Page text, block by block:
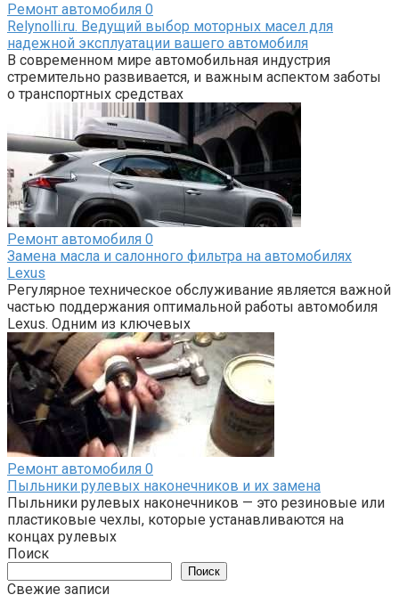
Ремонт автомобиля 0
Relynolli.ru. Ведущий выбор моторных масел для
надежной эксплуатации вашего автомобиля
В современном мире автомобильная индустрия
стремительно развивается, и важным аспектом заботы
о транспортных средствах
Ремонт автомобиля 0
Замена масла и салонного фильтра на автомобилях
Lexus
Регулярное техническое обслуживание является важной
частью поддержания оптимальной работы автомобиля
Lexus. Одним из ключевых
Ремонт автомобиля 0
Пыльники рулевых наконечников и их замена
Пыльники рулевых наконечников — это резиновые или
пластиковые чехлы, которые устанавливаются на
концах рулевых
Поиск
Поиск
Свежие записи